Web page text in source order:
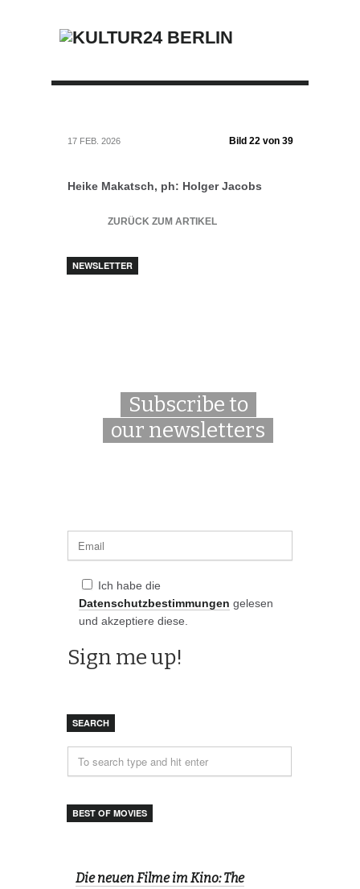
17 FEB. 2026 Bild 22 von 39
Heike Makatsch, ph: Holger Jacobs
ZURÜCK ZUM ARTIKEL
NEWSLETTER
Subscribe to
our newsletters
Ich habe die
Datenschutzbestimmungen gelesen
und akzeptiere diese.
SEARCH
BEST OF MOVIES
Die neuen Filme im Kino: The